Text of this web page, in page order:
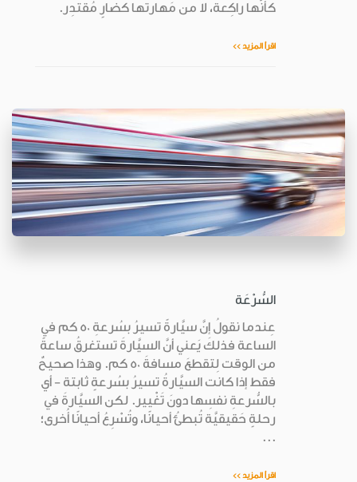
كأنّها راكِعة، لا من مَهارتها كضارٍ مُقتدِر.
اقرأ المزيد >>
السُّرْعَة
عِندما نقولُ إنَّ سيَّارةً تسيرُ بسُرعةِ 50 كم في
الساعة فذلكَ يَعني أنَّ السيَّارةَ تستغرقُ ساعةً
من الوقت لِتقطعَ مسافةَ 50 كم. وهذا صحيحٌ
فقط إذا كانت السيَّارةُ تسيرُ بسُرعةٍ ثابتة - أي
بالسُّرعةِ نفسِها دونَ تَغْيير. لكن السيَّارةَ في
رحلةٍ حَقيقيَّة تُبطئُ أحيانًا، وتُسْرِعُ أحيانًا أُخرى؛
...
اقرأ المزيد >>